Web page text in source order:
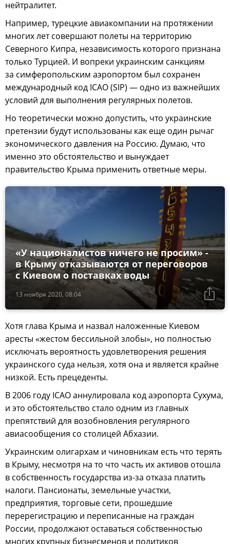
нейтралитет.
Например, турецкие авиакомпании на протяжении
многих лет совершают полеты на территорию
Северного Кипра, независимость которого признана
только Турцией. И вопреки украинским санкциям
за симферопольским аэропортом был сохранен
международный код ICAO (SIP) — одно из важнейших
условий для выполнения регулярных полетов.
Но теоретически можно допустить, что украинские
претензии будут использованы как еще один рычаг
экономического давления на Россию. Думаю, что
именно это обстоятельство и вынуждает
правительство Крыма применить ответные меры.
13 ноября 2020, 08:04
«У националистов ничего не просим» -
в Крыму отказываются от переговоров
с Киевом о поставках воды
Хотя глава Крыма и назвал наложенные Киевом
аресты «жестом бессильной злобы», но полностью
исключать вероятность удовлетворения решения
украинского суда нельзя, хотя она и является крайне
низкой. Есть прецеденты.
В 2006 году ICAO аннулировала код аэропорта Сухума,
и это обстоятельство стало одним из главных
препятствий для возобновления регулярного
авиасообщения со столицей Абхазии.
Украинским олигархам и чиновникам есть что терять
в Крыму, несмотря на то что часть их активов отошла
в собственность государства из-за отказа платить
налоги. Пансионаты, земельные участки,
предприятия, торговые сети, прошедшие
перерегистрацию и переписанные на граждан
России, продолжают оставаться собственностью
многих крупных бизнесменов и политиков